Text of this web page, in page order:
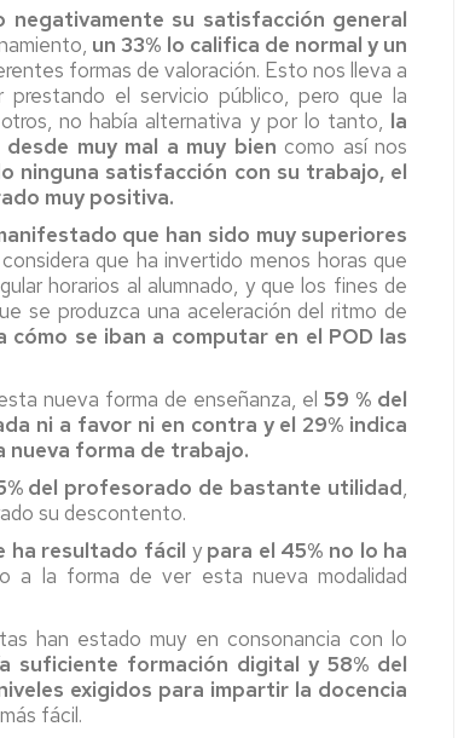
PTGAS
Laboral
Investigación
Primera
reunión
de
trabajo
PAS
Laboral
Seguimos
con
del
Convenio
su satisfacción general
un 33% lo califica de normal y un
formas de valoración. Esto nos lleva a
el servicio público, pero que la
no había alternativa y por lo tanto, la
muy mal a muy biencomo así nos
ninguna satisfacción con su trabajo, el
muy positiva.
que han sido muy superiores
que ha invertido menos horas que
horarios al alumnado, y que los fines de
se produzca una aceleración del ritmo de
cómo se iban a computar en el POD las
nueva forma de enseñanza, el59 % del
ni a favor ni en contra y el 29% indica
nueva forma de trabajo.
del profesorado de bastante utilidad,
su descontento.
ha resultado fácil y para el 45% no lo ha
a la forma de ver esta nueva modalidad
han estado muy en consonancia con lo
suficiente formación digital y 58% del
exigidos para impartir la docencia
fácil.